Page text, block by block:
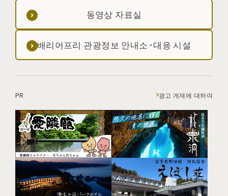
동영상 자료실
배리어프리 관광정보 안내소·대응 시설
PR 광고 게재에 대하여